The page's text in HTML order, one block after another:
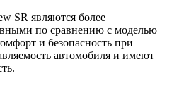
SR являются более
по сравнению с моделью
и безопасность при
автомобиля и имеют